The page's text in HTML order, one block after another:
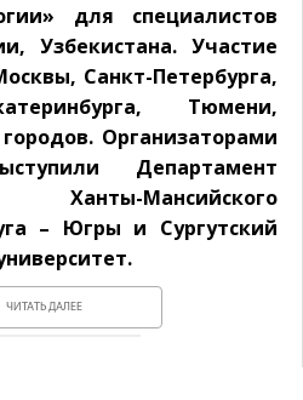
для специалистов
Узбекистана. Участие
Санкт-Петербурга,
Тюмени,
Организаторами
Департамент
Ханты-Мансийского
– Югры и Сургутский
ЧИТАТЬ ДАЛЕЕ